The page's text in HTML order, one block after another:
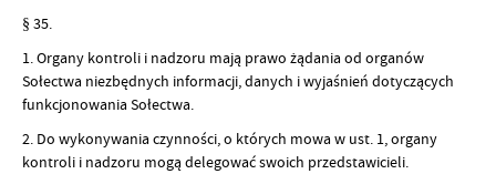
§ 35.
1. Organy kontroli i nadzoru mają prawo żądania od organów
Sołectwa niezbędnych informacji, danych i wyjaśnień dotyczących
funkcjonowania Sołectwa.
2. Do wykonywania czynności, o których mowa w ust. 1, organy
kontroli i nadzoru mogą delegować swoich przedstawicieli.